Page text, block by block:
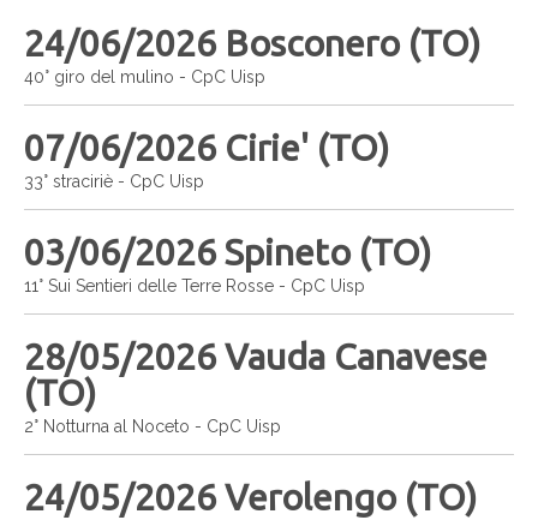
24/06/2026 Bosconero (TO)
40° giro del mulino - CpC Uisp
07/06/2026 Cirie' (TO)
33° straciriè - CpC Uisp
03/06/2026 Spineto (TO)
11° Sui Sentieri delle Terre Rosse - CpC Uisp
28/05/2026 Vauda Canavese
(TO)
2° Notturna al Noceto - CpC Uisp
24/05/2026 Verolengo (TO)